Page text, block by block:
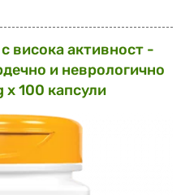
висока активност -
и неврологично
х 100 капсули